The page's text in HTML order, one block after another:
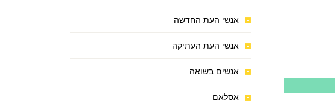
אנשי העת החדשה
אנשי העת העתיקה
אנשים בשואה
אסלאם